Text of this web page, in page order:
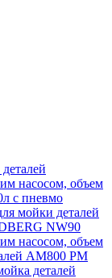
насосом, объем
с пневмо
мойки деталей
NW90
насосом, объем
АМ800 РМ
деталей